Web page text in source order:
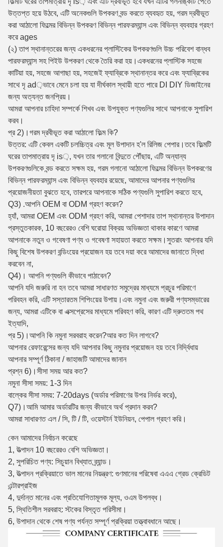
উত্তপ্ত হয়ে উঠবে, এটি অনেকগুলি উপকরণ বন্ড করতে ব্যবহৃত হয়, গরম দ্রবীভূত
করা আঠালো ফিল্মের বিভিন্ন উপকরণ বিভিন্ন পারফরম্যান্স এবং বিভিন্ন ব্যবহার গ্রহণ
করে ages
(২) তাপ স্থানান্তরের জন্য একধরনের প্লাস্টিকের উপকরণগুলি উচ্চ পরিবেশ বান্ধব
পারফরম্যান্স সহ পিইউ উপকরণ থেকে তৈরি করা হয়।একধরনের প্লাস্টিক সহজে
কাটিয়া হয়, সহজে আগাছা হয়, সহজেই ফ্যাব্রিকে স্থানান্তর করে এবং ফ্যাব্রিকের
সাথে দৃ ad়ভাবে মেনে চলা হয় যা দীর্ঘকাল স্থায়ী হতে পারে DI DIY ডিজাইনের
জন্য অত্যন্ত জনপ্রিয়।
আমরা আপনার চাহিদা সম্পর্কে শিখব এবং উপযুক্ত পণ্যগুলির সাথে আপনাকে সুপারিশ
করব।
প্র 2)।গরম দ্রবীভূত করা আঠালো ফিল্ম কি?
উত্তর: এটি কেবল একটি চলচ্চিত্র এবং মূল উপাদান হ'ল রিলিজ পেপার।তবে ফিল্মটি
ঘরের তাপমাত্রায় দৃ is়, যখন তার গলানো বিন্দুতে পৌঁছায়, এটি অন্যান্য
উপকরণগুলিকে বন্ড করতে সক্ষম হয়, গরম গলানো আঠালো ফিল্মের বিভিন্ন উপকরণের
বিভিন্ন পারফরম্যান্স এবং বিভিন্ন ব্যবহার রয়েছে, আমাদের আপনার পণ্যগুলির
প্রয়োজনীয়তা বুঝতে হবে, তারপরে আপনাকে সঠিক পণ্যগুলি সুপারিশ করতে হবে,
Q3) .আপনি OEM বা ODM গ্রহণ করেন?
হ্যাঁ, আমরা OEM এবং ODM গ্রহণ করি, আমরা পেশাদার তাপ স্থানান্তর উপাদান
প্রস্তুতকারক, 10 বছরেরও বেশি ঘরোয়া বিক্রয় অভিজ্ঞতা থাকার কারণে আমরা
আপনাকে নতুন ও গবেষণা পণ্য ও গবেষণা সহায়তা করতে সক্ষম।সুতরাং আপনার যদি
কিছু বিশেষ উপকরণ বন্ডিংয়ের প্রয়োজন হয় তবে দয়া করে আমাদের জানাতে দ্বিধা
করবেন না,
Q4)। আপনি পণ্যগুলি কীভাবে পাঠাবেন?
আপনি যদি জরুরি না হন তবে আমরা সাধারণত সমুদ্রের মাধ্যমে প্রচুর পরিমাণে
পরিবহন করি, এটি সস্তারতম শিপিংয়ের উপায়।এবং নমুনা এবং জরুরী পণ্যসম্ভারের
জন্য, আমরা এটিকে বা এক্সপ্রেসের মাধ্যমে পরিবহণ করি, কারণ এটি দ্রুততম পথ
ইত্যাদি,
প্র 5)।আপনি কি নমুনা সরবরাহ করেন?আর কত দিন লাগবে?
আপনার রেফারেন্সের জন্য যদি আপনার কিছু নমুনার প্রয়োজন হয় তবে নির্দ্বিধায়
আপনার সম্পূর্ণ ঠিকানা / জাহাজটি আমাদের জানান
প্রশ্ন 6)।সীসা সময় আর কত?
নমুনা সীসা সময়: 1-3 দিন
বাল্কের সীসা সময়: 7-20days (অর্ডার পরিমাণের উপর নির্ভর করে),
Q7)।আমি আমার অর্ডারটির জন্য কীভাবে অর্থ প্রদান করব?
আমরা সাধারণত এল / সি, টি / টি, ওয়েস্টার্ন ইউনিয়ন, পেপাল গ্রহণ করি।
কেন আমাদের নির্বাচন করেছে
1, উত্পাদন 10 বছরেরও বেশি অভিজ্ঞতা।
2, সুপরিচিত পণ্য: সিচুয়ান বিখ্যাত ব্র্যান্ড।
3, উত্পাদন প্রক্রিয়াতে ভাল মানের নিয়ন্ত্রণ: গুণমানের পরিষেবা এএএ গ্রেড ক্রেডিট
এন্টারপ্রাইজ
4, দুর্দান্ত মানের এবং প্রতিযোগিতামূলক মূল্য, ওএম উপলব্ধ।
5, স্থিতিশীল সরবরাহ: স্টকের বিস্তৃত পরিসীমা।
6, উপাদান থেকে শেষ পণ্য পর্যন্ত সম্পূর্ণ প্রক্রিয়া তত্ত্বাবধানে আছে।